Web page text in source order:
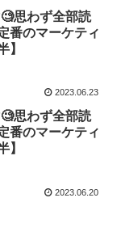
🧐思わず全部読
番のマーケティ
】
2023.06.23
🧐思わず全部読
番のマーケティ
】
2023.06.20